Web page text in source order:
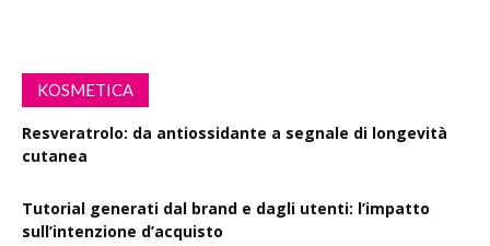
KOSMETICA
Resveratrolo: da antiossidante a segnale di longevità
cutanea
Tutorial generati dal brand e dagli utenti: l’impatto
sull’intenzione d’acquisto